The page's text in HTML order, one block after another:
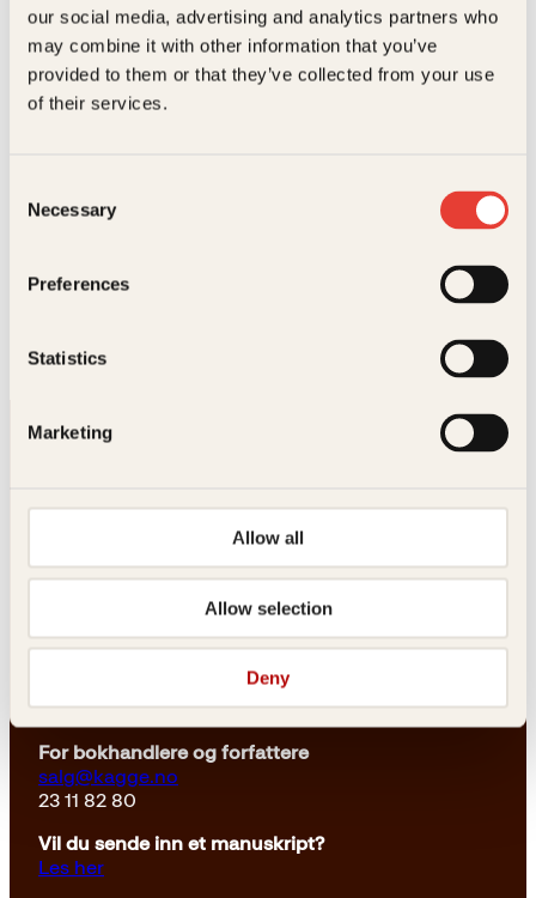
our social media, advertising and analytics partners who
may combine it with other information that you’ve
provided to them or that they’ve collected from your use
of their services.
Selection
Necessary
Preferences
Statistics
Marketing
Allow all
Allow selection
Deny
Christopher Rodriguez
innendørs
kundeservice@kagge.no
23 11 82 80
For bokhandlere og forfattere
salg@kagge.no
23 11 82 80
Vil du sende inn et manuskript?
Les her